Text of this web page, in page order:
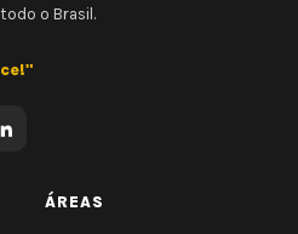
o Brasil.
ÁREAS